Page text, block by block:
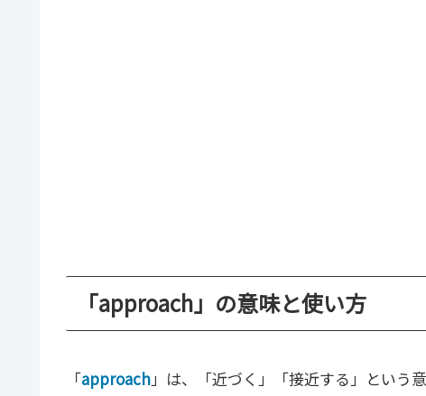
「approach」の意味と使い方
「approach」は、「近づく」「接近する」という